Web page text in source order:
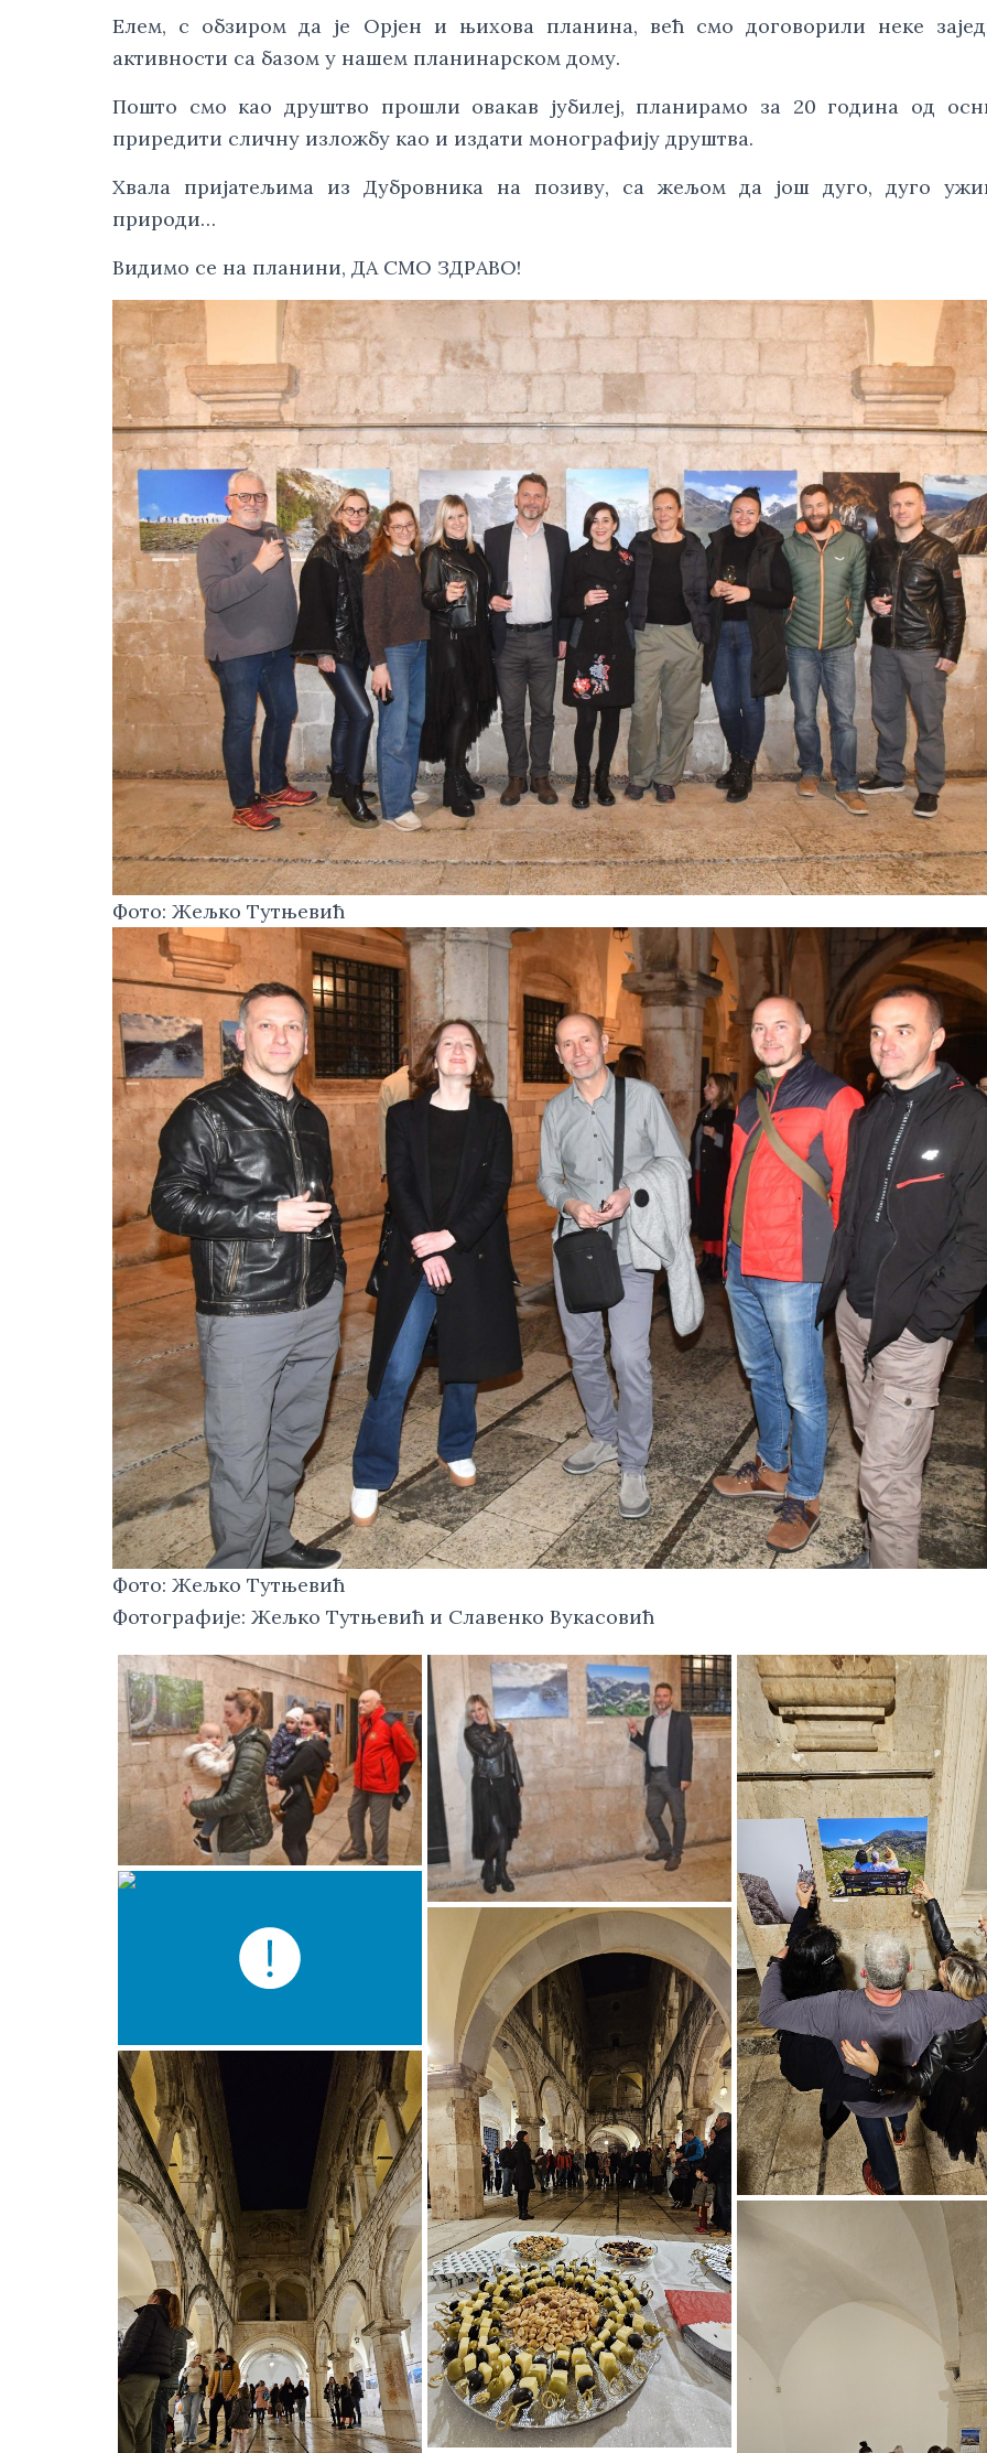
Елем, с обзиром да је Орјен и њихова планина, већ смо договорили неке
активности са базом у нашем планинарском дому.
Пошто смо као друштво прошли овакав јубилеј, планирамо за 20 година од
приредити сличну изложбу као и издати монографију друштва.
Хвала пријатељима из Дубровника на позиву, са жељом да још дуго, дуго
природи…
Видимо се на планини, ДА СМО ЗДРАВО!
Фото: Жељко Тутњевић
Фото: Жељко Тутњевић
Фотографије: Жељко Тутњевић и Славенко Вукасовић